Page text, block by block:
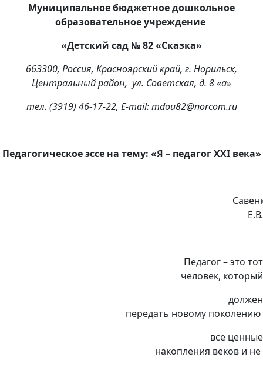
Муниципальное бюджетное дошкольное
образовательное учреждение
«Детский сад № 82 «Сказка»
663300, Россия, Красноярский край, г. Норильск,
Центральный район, ул. Советская, д. 8 «а»
тел. (3919) 46-17-22, Е-mail: mdou82@norcom.ru
Педагогическое эссе на тему: «Я – педагог ХХI века»
Е.В.
Педагог – это тот
человек, который
должен
передать новому поколению
все ценные
накопления веков и не